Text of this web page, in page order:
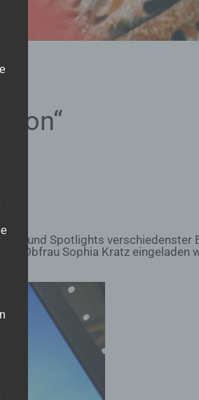
und Spotlights verschiedenster
Obfrau Sophia Kratz eingeladen